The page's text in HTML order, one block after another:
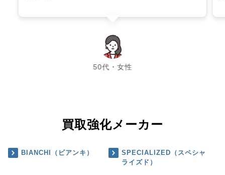
50代・女性
chevron_left chevron_right
買取強化メーカー
BIANCHI（ビアンキ）
SPECIALIZED（スペシャ
ライズド）